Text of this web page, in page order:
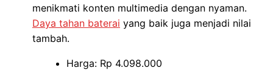
menikmati konten multimedia dengan nyaman.
Daya tahan baterai yang baik juga menjadi nilai
tambah.
Harga: Rp 4.098.000